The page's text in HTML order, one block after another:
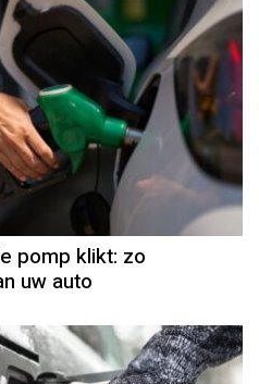
pomp klikt: zo
uw auto